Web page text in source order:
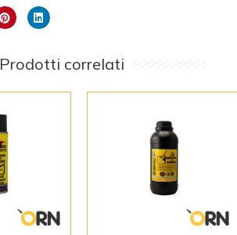
Prodotti correlati